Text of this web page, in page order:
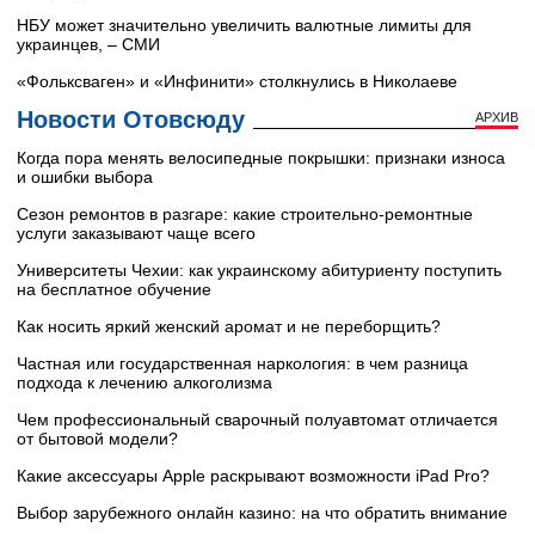
НБУ может значительно увеличить валютные лимиты для
украинцев, – СМИ
«Фольксваген» и «Инфинити» столкнулись в Николаеве
Новости Отовсюду АРХИВ
Когда пора менять велосипедные покрышки: признаки износа
и ошибки выбора
Сезон ремонтов в разгаре: какие строительно-ремонтные
услуги заказывают чаще всего
Университеты Чехии: как украинскому абитуриенту поступить
на бесплатное обучение
Как носить яркий женский аромат и не переборщить?
Частная или государственная наркология: в чем разница
подхода к лечению алкоголизма
Чем профессиональный сварочный полуавтомат отличается
от бытовой модели?
Какие аксессуары Apple раскрывают возможности iPad Pro?
Выбор зарубежного онлайн казино: на что обратить внимание